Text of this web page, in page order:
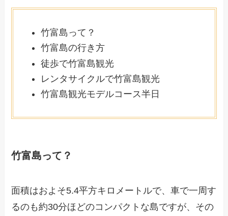
竹富島って？
竹富島の行き方
徒歩で竹富島観光
レンタサイクルで竹富島観光
竹富島観光モデルコース半日
竹富島って？
面積はおよそ5.4平方キロメートルで、車で一周す
るのも約30分ほどのコンパクトな島ですが、その